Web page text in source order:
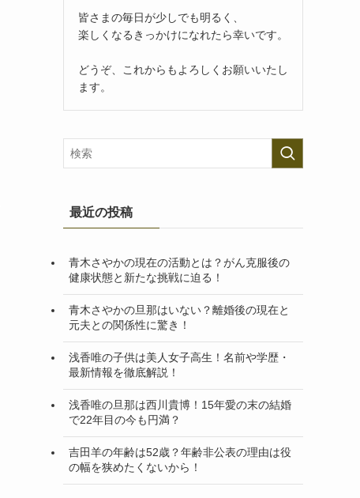
皆さまの毎日が少しでも明るく、
楽しくなるきっかけになれたら幸いです。
どうぞ、これからもよろしくお願いいたし
ます。
最近の投稿
青木さやかの現在の活動とは？がん克服後の
健康状態と新たな挑戦に迫る！
青木さやかの旦那はいない？離婚後の現在と
元夫との関係性に驚き！
浅香唯の子供は美人女子高生！名前や学歴・
最新情報を徹底解説！
浅香唯の旦那は西川貴博！15年愛の末の結婚
で22年目の今も円満？
吉田羊の年齢は52歳？年齢非公表の理由は役
の幅を狭めたくないから！